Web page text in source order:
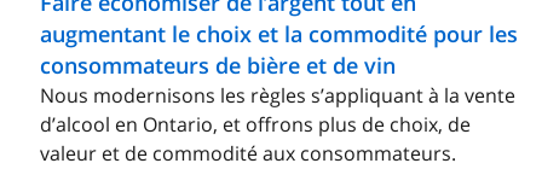
augmentant le choix et la commodité pour les
consommateurs de bière et de vin
Nous modernisons les règles s’appliquant à la vente
d’alcool en Ontario, et offrons plus de choix, de
valeur et de commodité aux consommateurs.